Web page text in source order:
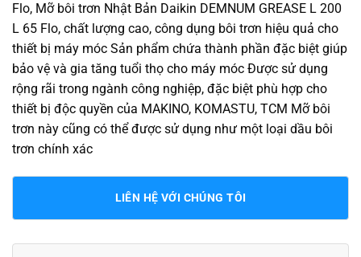
Flo, Mỡ bôi trơn Nhật Bản Daikin DEMNUM GREASE L 200
L 65 Flo, chất lượng cao, công dụng bôi trơn hiệu quả cho
thiết bị máy móc Sản phẩm chứa thành phần đặc biệt giúp
bảo vệ và gia tăng tuổi thọ cho máy móc Được sử dụng
rộng rãi trong ngành công nghiệp, đặc biệt phù hợp cho
thiết bị độc quyền của MAKINO, KOMASTU, TCM Mỡ bôi
trơn này cũng có thể được sử dụng như một loại dầu bôi
trơn chính xác
LIÊN HỆ VỚI CHÚNG TÔI